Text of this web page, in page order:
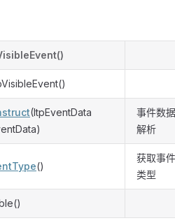
(ItpEventData
事件数据
解析
()
获取事件
类型